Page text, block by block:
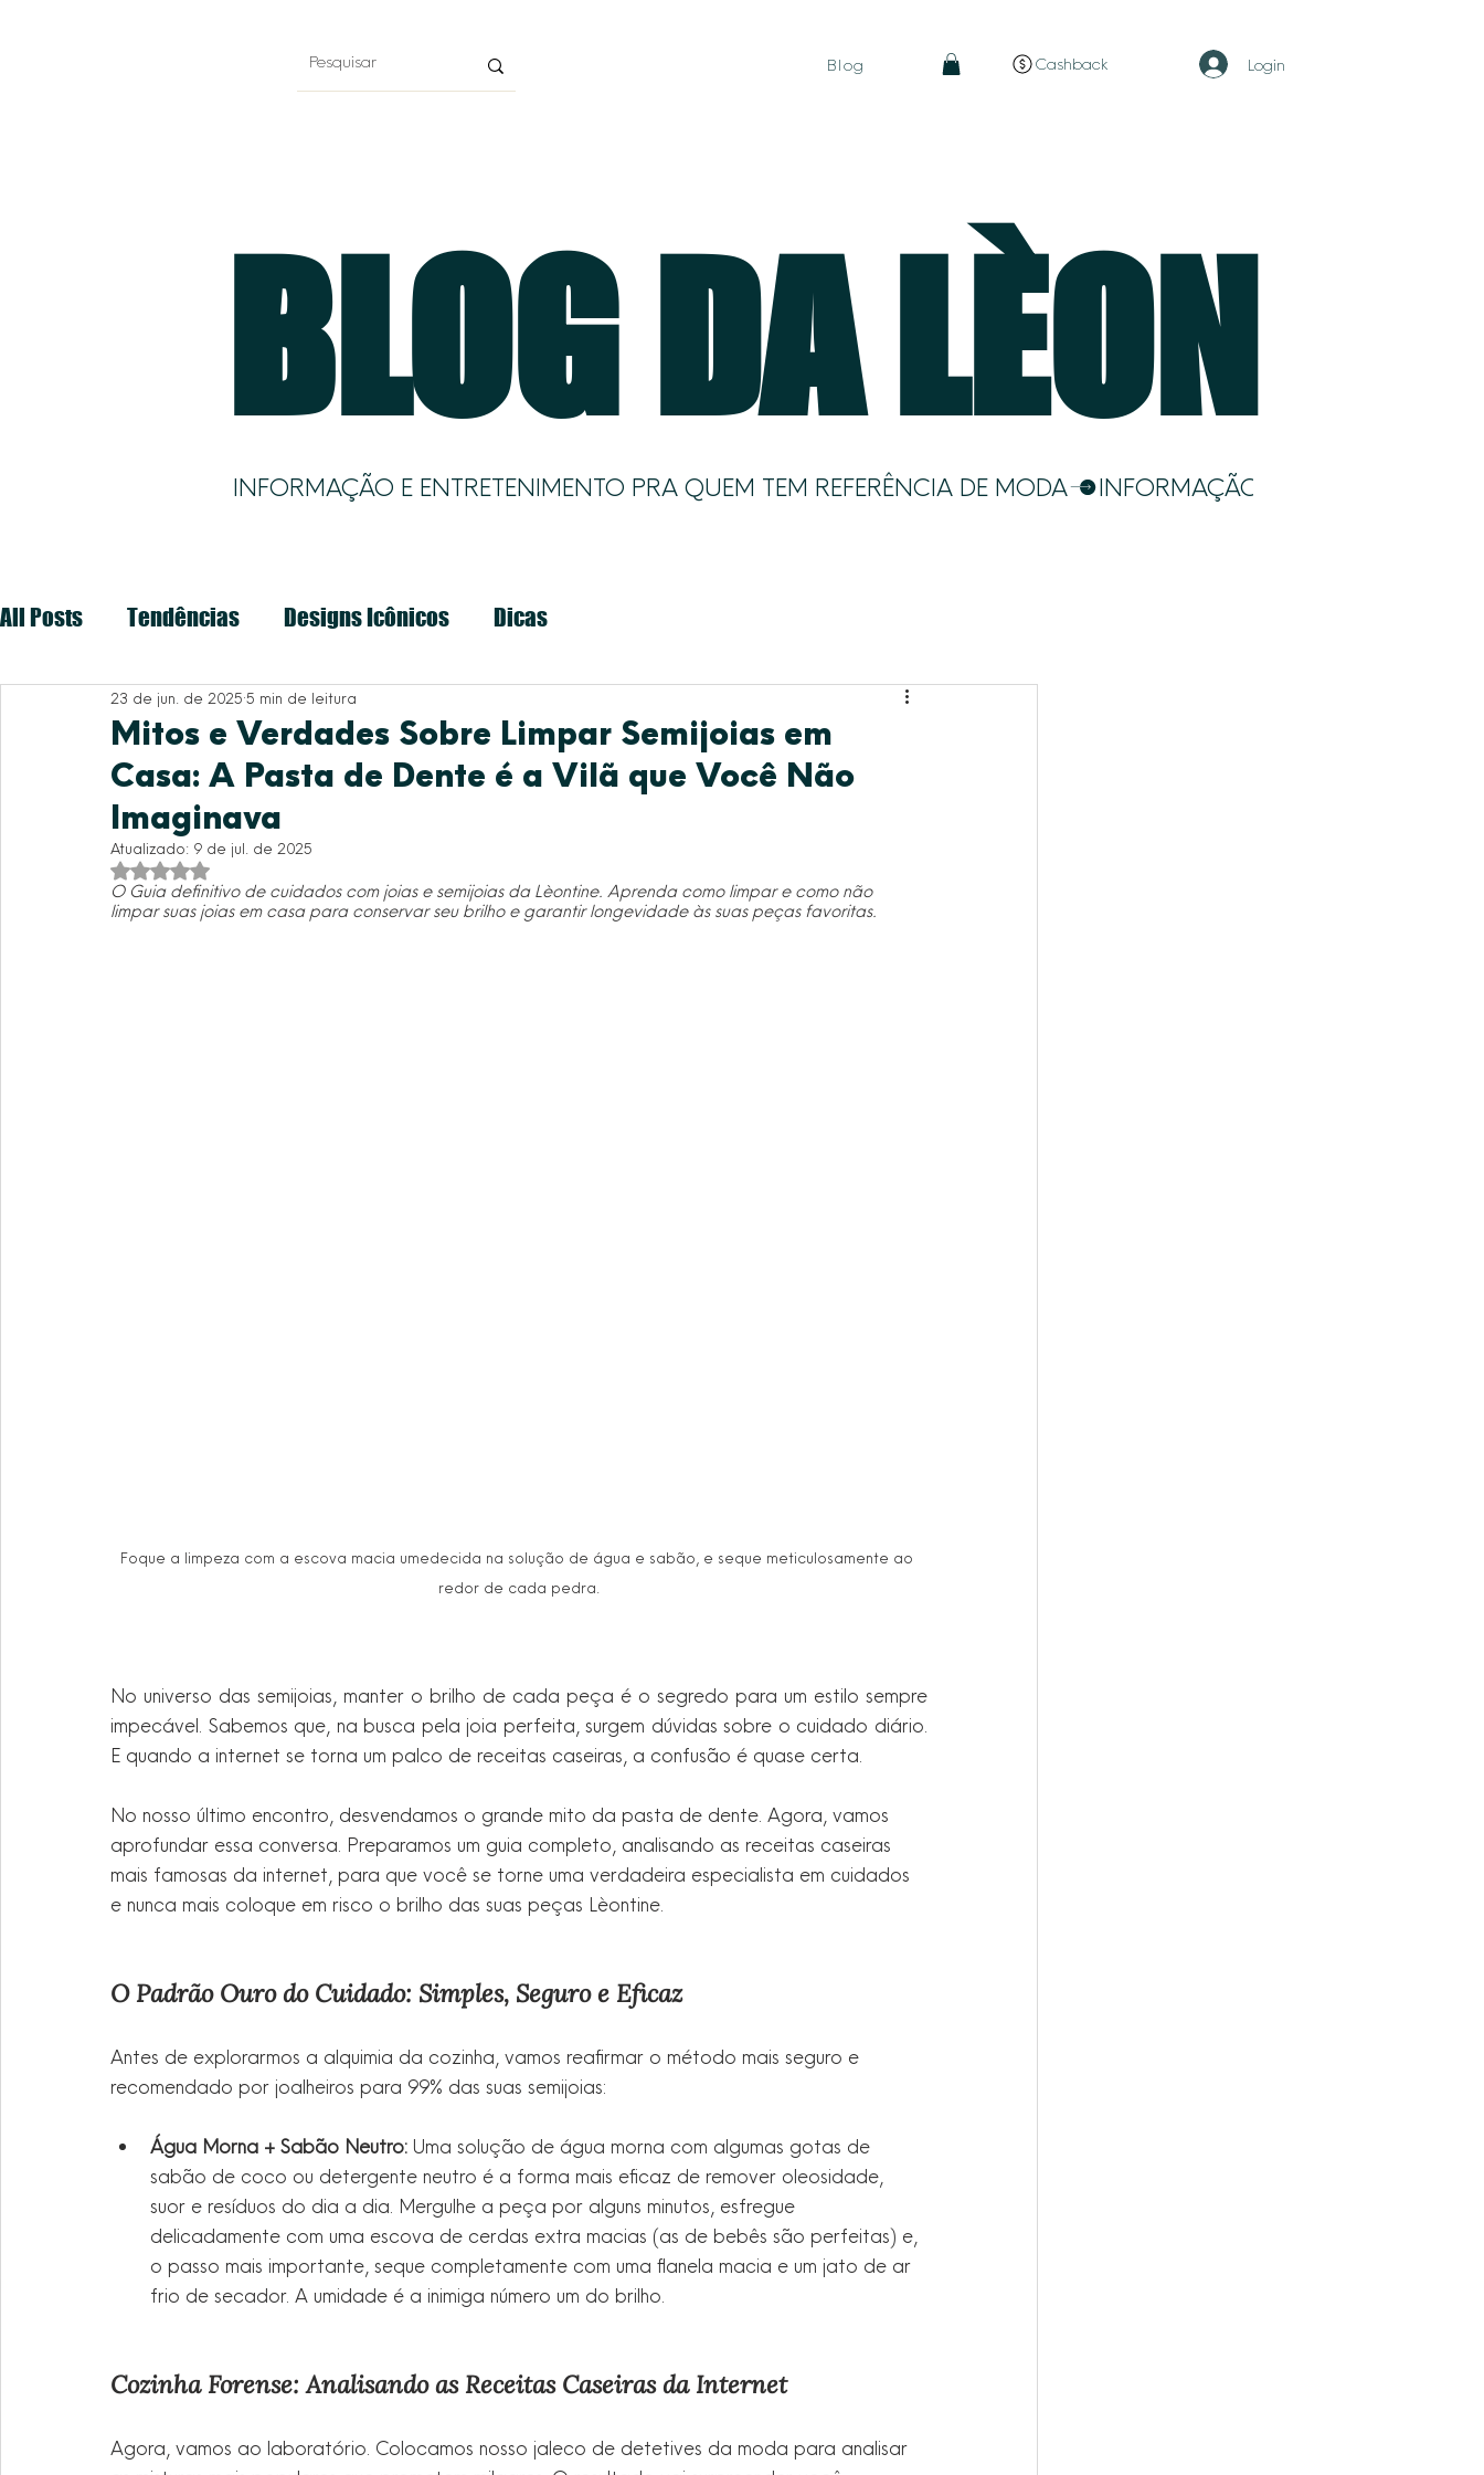
Blog Cashback Login
BLOG DA LÈON
INFORMAÇÃO E ENTRETENIMENTO PRA QUEM TEM REFERÊNCIA DE MODA
All Posts Tendências Designs Icônicos Dicas
Mitos e Verdades Sobre Limpar Semijoias em
Casa: A Pasta de Dente é a Vilã que Você Não
Imaginava
23 de jun. de 2025 5 min de leitura
Atualizado: 9 de jul. de 2025
Avaliado com NaN de 5 estrelas.
O Guia definitivo de cuidados com joias e semijoias da Lèontine. Aprenda como limpar e como não
limpar suas joias em casa para conservar seu brilho e garantir longevidade às suas peças favoritas.
Foque a limpeza com a escova macia umedecida na solução de água e sabão, e seque meticulosamente ao
redor de cada pedra.
No universo das semijoias, manter o brilho de cada peça é o segredo para um estilo sempre
impecável. Sabemos que, na busca pela joia perfeita, surgem dúvidas sobre o cuidado diário.
E quando a internet se torna um palco de receitas caseiras, a confusão é quase certa.
No nosso último encontro, desvendamos o grande mito da pasta de dente. Agora, vamos
aprofundar essa conversa. Preparamos um guia completo, analisando as receitas caseiras
mais famosas da internet, para que você se torne uma verdadeira especialista em cuidados
e nunca mais coloque em risco o brilho das suas peças Lèontine.
O Padrão Ouro do Cuidado: Simples, Seguro e Eficaz
Antes de explorarmos a alquimia da cozinha, vamos reafirmar o método mais seguro e
recomendado por joalheiros para 99% das suas semijoias:
Água Morna + Sabão Neutro: Uma solução de água morna com algumas gotas de
sabão de coco ou detergente neutro é a forma mais eficaz de remover oleosidade,
suor e resíduos do dia a dia. Mergulhe a peça por alguns minutos, esfregue
delicadamente com uma escova de cerdas extra macias (as de bebês são perfeitas) e,
o passo mais importante, seque completamente com uma flanela macia e um jato de ar
frio de secador. A umidade é a inimiga número um do brilho.
Cozinha Forense: Analisando as Receitas Caseiras da Internet
Agora, vamos ao laboratório. Colocamos nosso jaleco de detetives da moda para analisar